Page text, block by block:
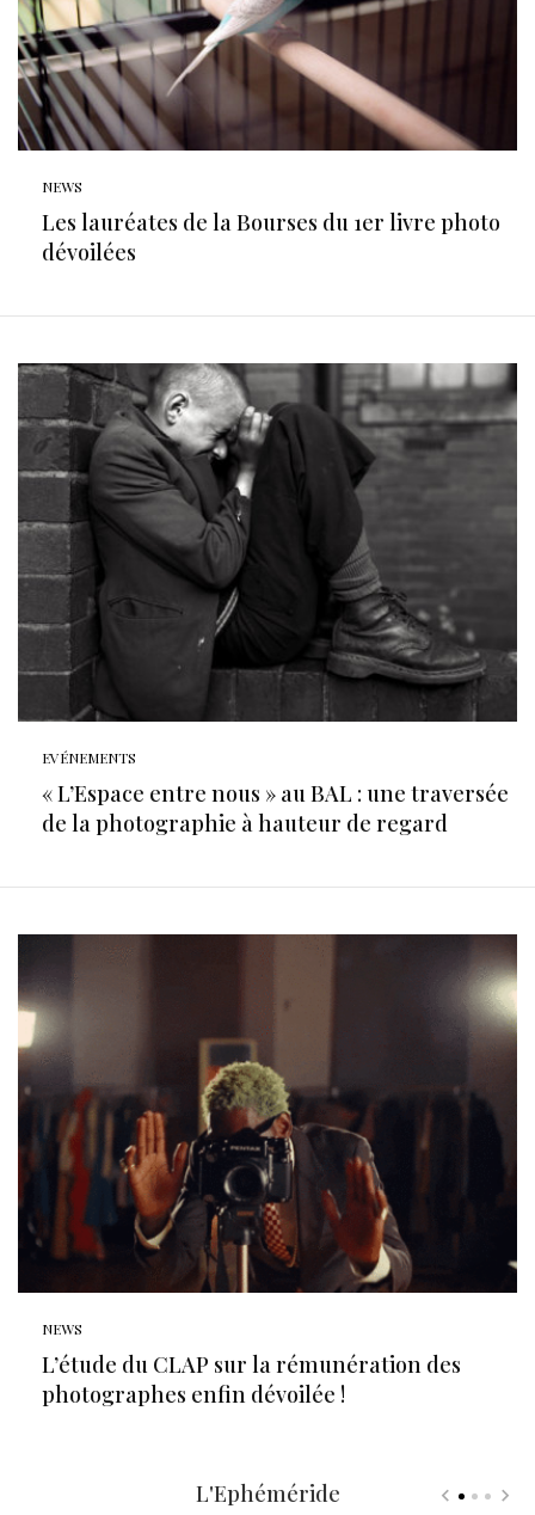
NEWS
Les lauréates de la Bourses du 1er livre photo
dévoilées
EVÉNEMENTS
« L’Espace entre nous » au BAL : une traversée
de la photographie à hauteur de regard
NEWS
L’étude du CLAP sur la rémunération des
photographes enfin dévoilée !
L'Ephéméride